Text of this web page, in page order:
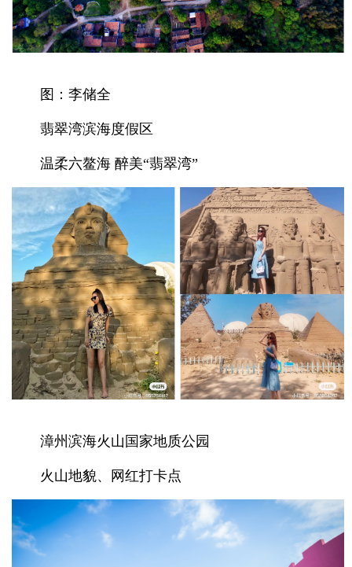
图：李储全
翡翠湾滨海度假区
温柔六鳌海 醉美“翡翠湾”
漳州滨海火山国家地质公园
火山地貌、网红打卡点